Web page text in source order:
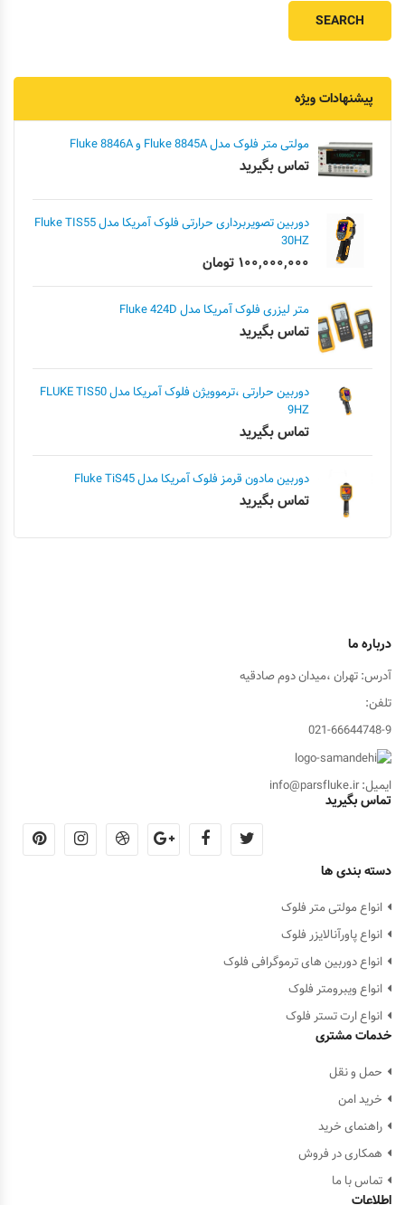
پیشنهادات ویژه
مولتی متر فلوک مدل Fluke 8845A و Fluke 8846A
تماس بگیرید
دوربین تصویربرداری حرارتی فلوک آمریکا مدل Fluke TIS55
30HZ
۱۰۰,۰۰۰,۰۰۰ تومان
متر لیزری فلوک آمریکا مدل Fluke 424D
تماس بگیرید
دوربین حرارتی ،ترموویژن فلوک آمریکا مدل FLUKE TIS50
9HZ
تماس بگیرید
دوربین مادون قرمز فلوک آمریکا مدل Fluke TiS45
تماس بگیرید
درباره ما
آدرس: تهران ،میدان دوم صادقیه
تلفن:
021-66644748-9
ایمیل: info@parsfluke.ir
تماس بگیرید
دسته بندی ها
انواع مولتی متر فلوک
انواع پاورآنالایزر فلوک
انواع دوربین های ترموگرافی فلوک
انواع ویبرومتر فلوک
انواع ارت تستر فلوک
خدمات مشتری
حمل و نقل
خرید امن
راهنمای خرید
همکاری در فروش
تماس با ما
اطلاعات